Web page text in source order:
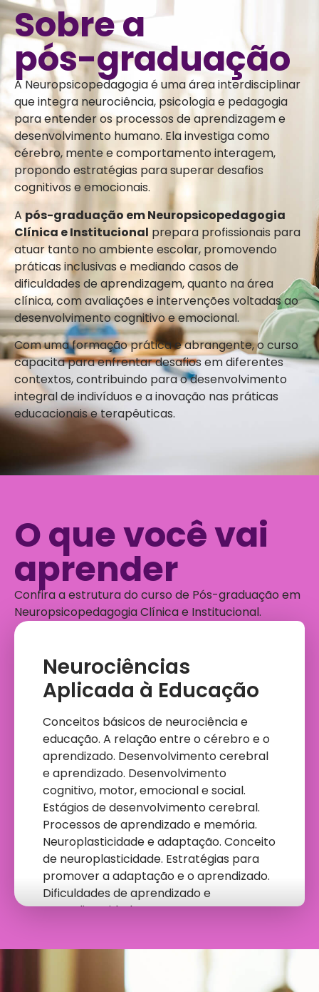
Sobre a
pós-graduação
A Neuropsicopedagogia é uma área interdisciplinar
que integra neurociência, psicologia e pedagogia
para entender os processos de aprendizagem e
desenvolvimento humano. Ela investiga como
cérebro, mente e comportamento interagem,
propondo estratégias para superar desafios
cognitivos e emocionais.
Após-graduação em Neuropsicopedagogia
Clínica e Institucional prepara profissionais para
atuar tanto no ambiente escolar, promovendo
práticas inclusivas e mediando casos de
dificuldades de aprendizagem, quanto na área
clínica, com avaliações e intervenções voltadas ao
desenvolvimento cognitivo e emocional.
Com uma formação prática e abrangente, o curso
capacita para enfrentar desafios em diferentes
contextos, contribuindo para o desenvolvimento
integral de indivíduos e a inovação nas práticas
educacionais e terapêuticas.
O que você vai
aprender
Confira a estrutura do curso de Pós-graduação em
Neuropsicopedagogia Clínica e Institucional.
Neurociências
Aplicada à Educação
Conceitos básicos de neurociência e
educação. A relação entre o cérebro e o
aprendizado. Desenvolvimento cerebral
e aprendizado. Desenvolvimento
cognitivo, motor, emocional e social.
Estágios de desenvolvimento cerebral.
Processos de aprendizado e memória.
Neuroplasticidade e adaptação. Conceito
de neuroplasticidade. Estratégias para
promover a adaptação e o aprendizado.
Dificuldades de aprendizado e
neurodiversidade.